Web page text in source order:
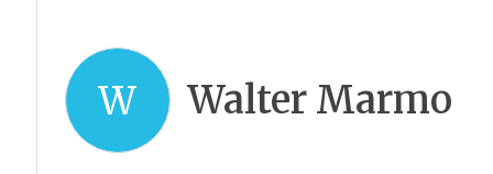
W Walter Marmo